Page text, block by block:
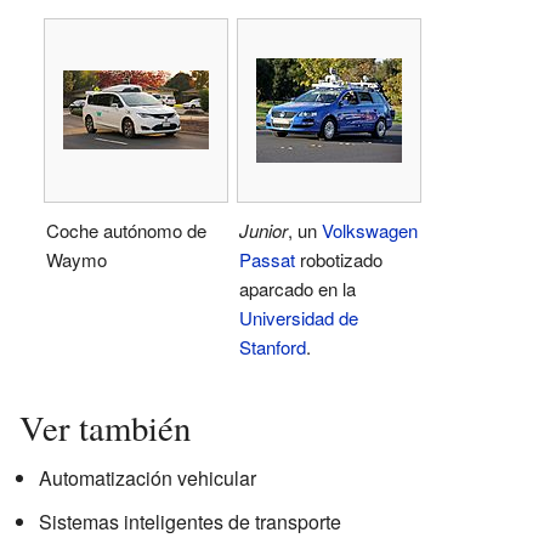
Coche autónomo de
Waymo
Junior, unVolkswagen
Passat robotizado
aparcado en la
Universidad de
Stanford.
Ver también
Automatización vehicular
Sistemas inteligentes de transporte